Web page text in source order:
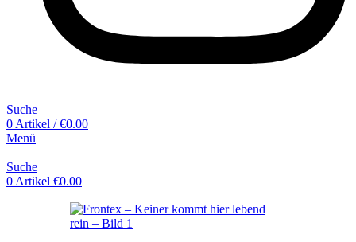
Suche
0 Artikel / €0.00
Menü
Suche
0 Artikel €0.00